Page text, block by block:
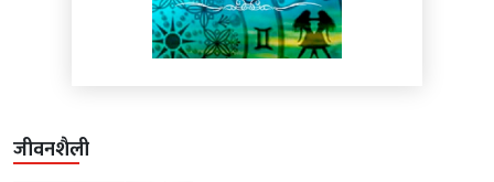
जीवनशैली